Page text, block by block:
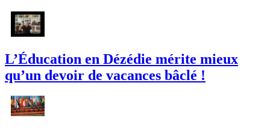
L’Éducation en Dézédie mérite mieux
qu’un devoir de vacances bâclé !